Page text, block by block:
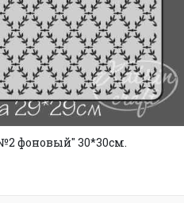
фоновый" 30*30см.